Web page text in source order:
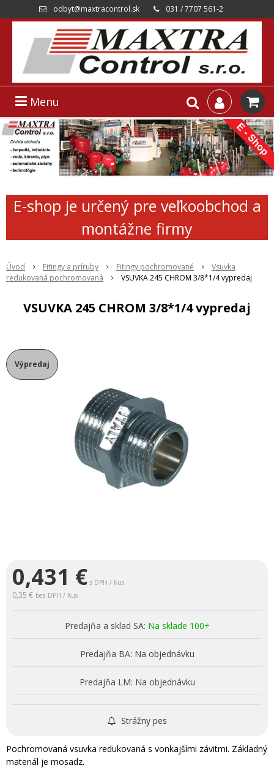
odbyt@maxtracontrol.sk 031 / 7707 561-2
Menu
E-shop je určený pre veľkoobchod a
montážne firmy
Úvod Fitingy a príruby Fitingy pochromované
Vsuvka
redukovaná pochromovaná
VSUVKA 245 CHROM 3/8*1/4 vypredaj
VSUVKA 245 CHROM 3/8*1/4 vypredaj
Výpredaj
0,431 € s DPH / Kus
0,35 € bez DPH / Kus
Predajňa a sklad SA: Na sklade 100+
Predajňa BA: Na objednávku
Predajňa LM: Na objednávku
Strážny pes
Pochromovaná vsuvka redukovaná s vonkajšími závitmi. Základný
materiál je mosadz.